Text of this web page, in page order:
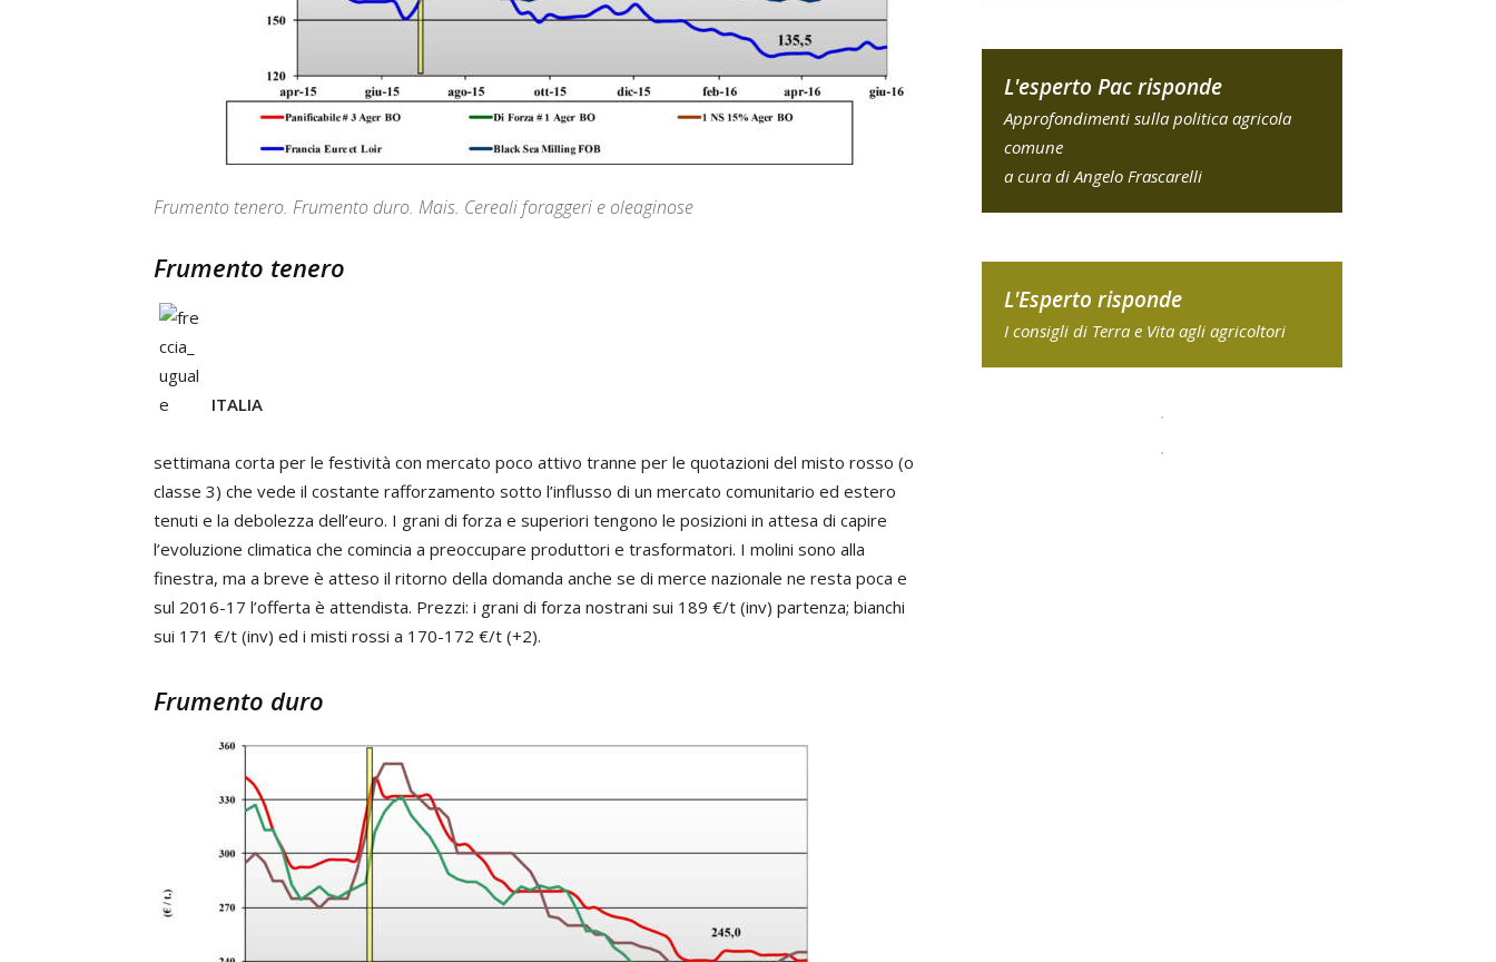
Frumento tenero. Frumento duro. Mais. Cereali foraggeri e oleaginose
Frumento tenero
ITALIA
settimana corta per le festività con mercato poco attivo tranne per le quotazioni del misto rosso (o
classe 3) che vede il costante rafforzamento sotto l’influsso di un mercato comunitario ed estero
tenuti e la debolezza dell’euro. I grani di forza e superiori tengono le posizioni in attesa di capire
l’evoluzione climatica che comincia a preoccupare produttori e trasformatori. I molini sono alla
finestra, ma a breve è atteso il ritorno della domanda anche se di merce nazionale ne resta poca e
sul 2016-17 l’offerta è attendista. Prezzi: i grani di forza nostrani sui 189 €/t (inv) partenza; bianchi
sui 171 €/t (inv) ed i misti rossi a 170-172 €/t (+2).
Frumento duro
L'esperto Pac risponde
Approfondimenti sulla politica agricola
comune
a cura di Angelo Frascarelli
L'Esperto risponde
I consigli di Terra e Vita agli agricoltori